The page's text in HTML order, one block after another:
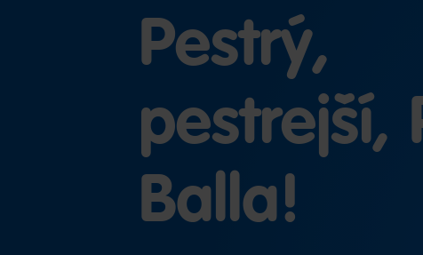
Pestrý,
pestrejší,
Balla!